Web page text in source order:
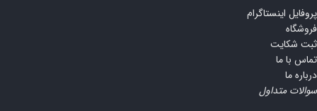
پروفایل اینستاگرام
فروشگاه
ثبت شکایت
تماس با ما
درباره ما
سوالات متداول